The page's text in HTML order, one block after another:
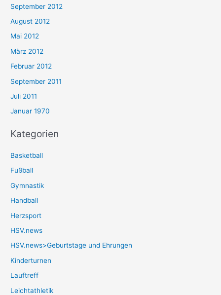
September 2012
August 2012
Mai 2012
März 2012
Februar 2012
September 2011
Juli 2011
Januar 1970
Kategorien
Basketball
Fußball
Gymnastik
Handball
Herzsport
HSV.news
HSV.news>Geburtstage und Ehrungen
Kinderturnen
Lauftreff
Leichtathletik